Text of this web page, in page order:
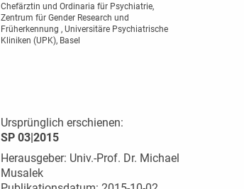
Chefärztin und Ordinaria für Psychiatrie,
Zentrum für Gender Research und
Früherkennung , Universitäre Psychiatrische
Kliniken (UPK), Basel
Ursprünglich erschienen:
SP 03|2015
Herausgeber: Univ.-Prof. Dr. Michael
Musalek